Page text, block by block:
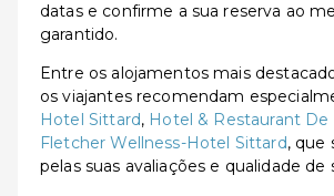
datas e confirme a sua reserva ao
garantido.
Entre os alojamentos mais
os viajantes recomendam
Hotel Sittard, Hotel & Restaurant
Fletcher Wellness-Hotel Sittard, que
pelas suas avaliações e qualidade de